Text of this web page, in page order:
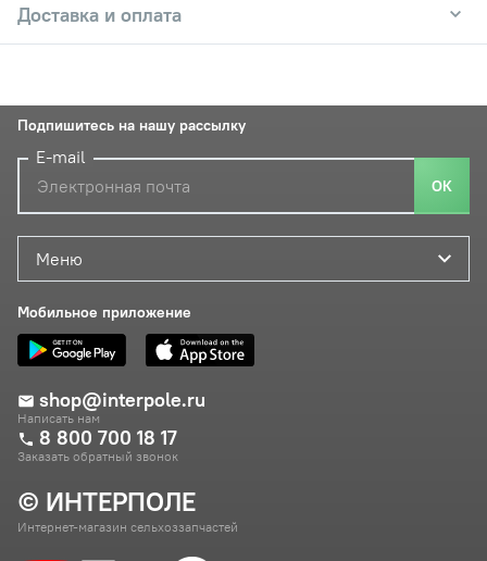
Доставка и оплата
© ИНТЕРПОЛЕ
Интернет-магазин сельхоззапчастей
Меню
Мобильное приложение
shop@interpole.ru
Написать нам
8 800 700 18 17
Заказать обратный звонок
Подпишитесь на нашу рассылку
E-mail
ОК